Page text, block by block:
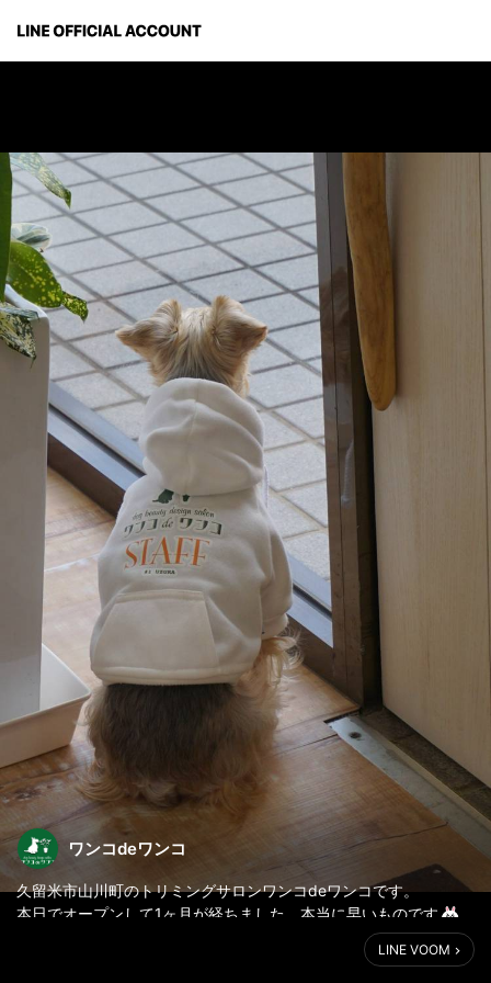
ワンコdeワンコ
久留米市山川町のトリミングサロンワンコdeワンコです。
本日でオープンして1ヶ月が経ちました。本当に早いものです
オープン当初お客様は本当に来てくれるのかしらとドキドキしま
LINE VOOM